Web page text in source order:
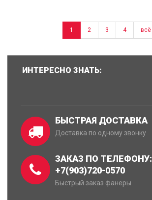
1 2 3 4 всё
ИНТЕРЕСНО ЗНАТЬ:
БЫСТРАЯ ДОСТАВКА
Доставка по одному звонку
ЗАКАЗ ПО ТЕЛЕФОНУ:
+7(903)720-0570
Быстрый заказ фанеры